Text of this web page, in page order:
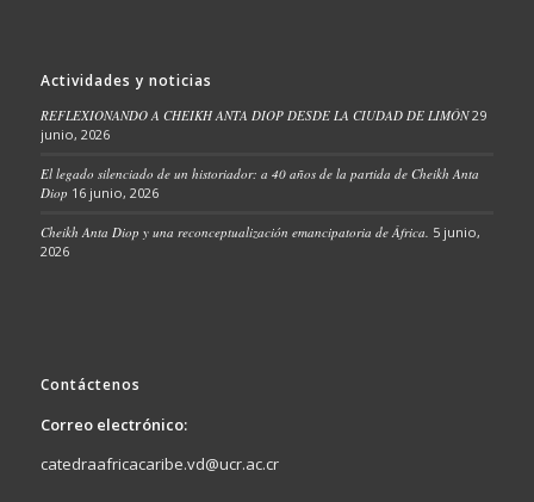
Actividades y noticias
REFLEXIONANDO A CHEIKH ANTA DIOP DESDE LA CIUDAD DE LIMÓN 29
junio, 2026
El legado silenciado de un historiador: a 40 años de la partida de Cheikh Anta
Diop 16 junio, 2026
Cheikh Anta Diop y una reconceptualización emancipatoria de África. 5 junio,
2026
Contáctenos
Correo electrónico:
catedraafricacaribe.vd@ucr.ac.cr